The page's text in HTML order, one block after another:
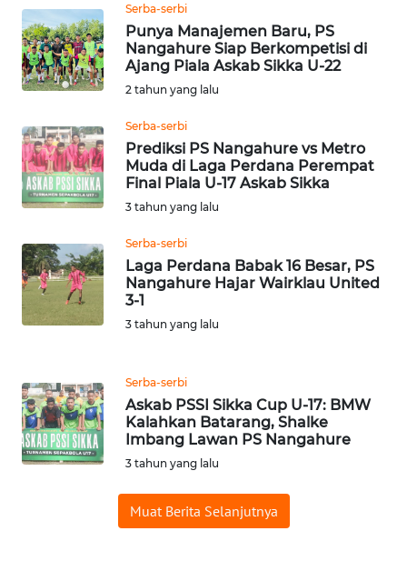
Serba-serbi
Punya Manajemen Baru, PS
Nangahure Siap Berkompetisi di
Ajang Piala Askab Sikka U-22
2 tahun yang lalu
Serba-serbi
Prediksi PS Nangahure vs Metro
Muda di Laga Perdana Perempat
Final Piala U-17 Askab Sikka
3 tahun yang lalu
Serba-serbi
Laga Perdana Babak 16 Besar, PS
Nangahure Hajar Wairklau United
3-1
3 tahun yang lalu
Serba-serbi
Askab PSSI Sikka Cup U-17: BMW
Kalahkan Batarang, Shalke
Imbang Lawan PS Nangahure
3 tahun yang lalu
Muat Berita Selanjutnya
DISCLAIMER
Wahana
News
WN
SUMUT
WN
JABAR
WN
NTT